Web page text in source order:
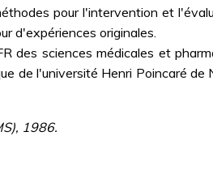
pour l'intervention et
d'expériences originales.
des sciences médicales et
de l'université Henri Poincaré
1986.